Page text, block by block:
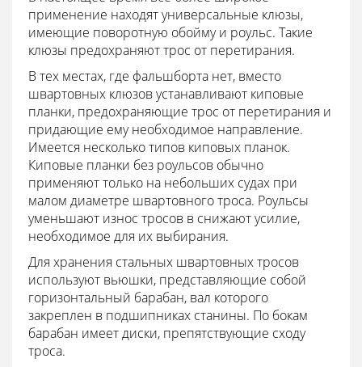
применение находят универсальные клюзы,
имеющие поворотную обойму и роульс. Такие
клюзы предохраняют трос от перетирания.
В тех местах, где фальшборта нет, вместо
швартовных клюзов устанавливают киповые
планки, предохраняющие трос от перетирания и
придающие ему необходимое направление.
Имеется несколько типов киповых планок.
Киповые планки без роульсов обычно
применяют только на небольших судах при
малом диаметре швартовного троса. Роульсы
уменьшают износ тросов в снижают усилие,
необходимое для их выбирания.
Для хранения стальных швартовных тросов
используют вьюшки, представляющие собой
горизонтальный барабан, вал которого
закреплен в подшипниках станины. По бокам
барабан имеет диски, препятствующие сходу
троса.